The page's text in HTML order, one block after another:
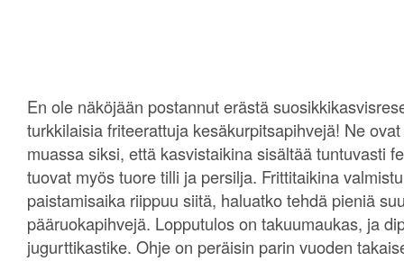
En ole näköjään postannut erästä
turkkilaisia friteerattuja kesäkurpitsapihvejä! Ne
muassa siksi, että kasvistaikina sisältää tuntuvasti
tuovat myös tuore tilli ja persilja. Frittitaikina
paistamisaika riippuu siitä, haluatko tehdä pieniä
pääruokapihvejä. Lopputulos on takuumaukas, ja
jugurttikastike. Ohje on peräisin parin vuoden